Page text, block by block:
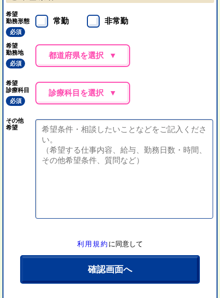
希望
勤務形態
必須
常勤 非常勤
希望
勤務地
必須
都道府県を選択
希望
診療科目
必須
診療科目を選択
その他
希望
利用規約 に同意して
確認画面へ